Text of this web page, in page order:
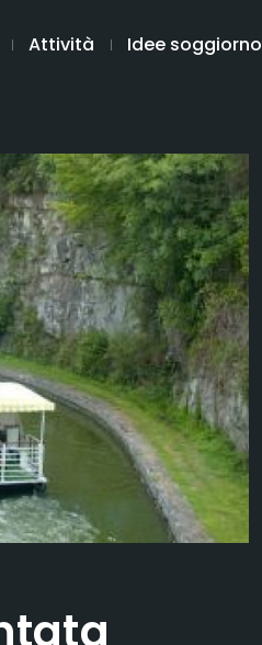
Attività Idee soggiorno